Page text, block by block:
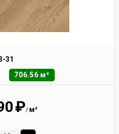
31
706.56 м²
₽/ м²